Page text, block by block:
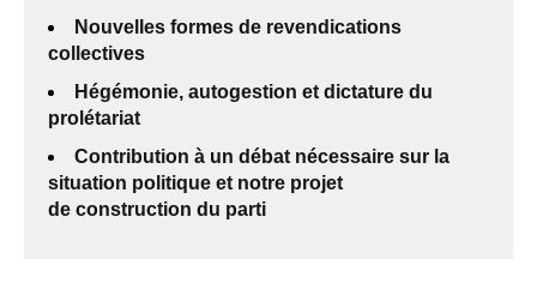
Nouvelles formes de revendications
collectives
Hégémonie, autogestion et dictature du
prolétariat
Contribution à un débat nécessaire sur la
situation politique et notre projet
de construction du parti